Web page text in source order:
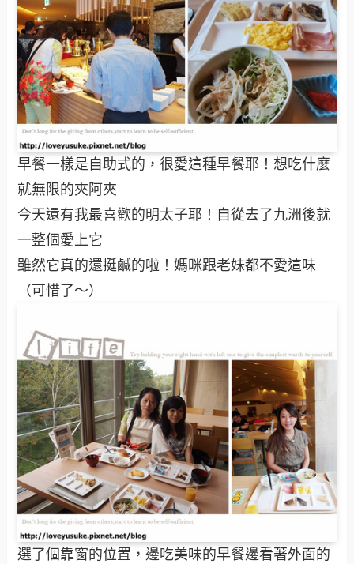
早餐一樣是自助式的，很愛這種早餐耶！想吃什麼
就無限的夾阿夾
今天還有我最喜歡的明太子耶！自從去了九洲後就
一整個愛上它
雖然它真的還挺鹹的啦！媽咪跟老妹都不愛這味
（可惜了～）
選了個靠窗的位置，邊吃美味的早餐邊看著外面的